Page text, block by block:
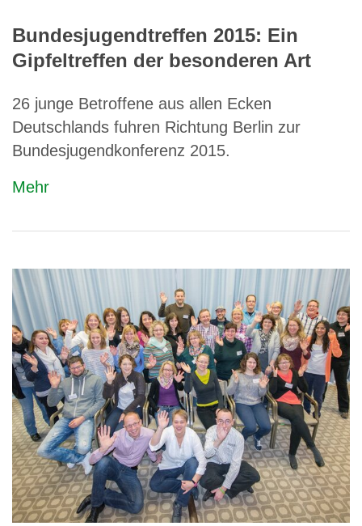
Bundesjugendtreffen 2015: Ein
Gipfeltreffen der besonderen Art
26 junge Betroffene aus allen Ecken
Deutschlands fuhren Richtung Berlin zur
Bundesjugendkonferenz 2015.
Mehr